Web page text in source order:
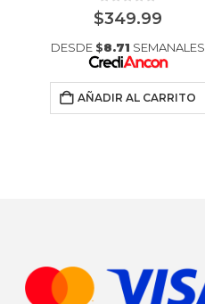
0out of 5
$349.99
DESDE $8.71 SEMANALES
AÑADIR AL CARRITO